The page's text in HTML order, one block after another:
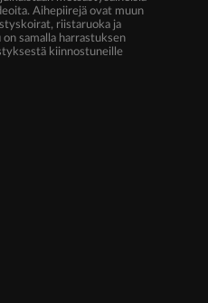
Aihepiirejä ovat muun
riistaruoka ja
samalla harrastuksen
kiinnostuneille